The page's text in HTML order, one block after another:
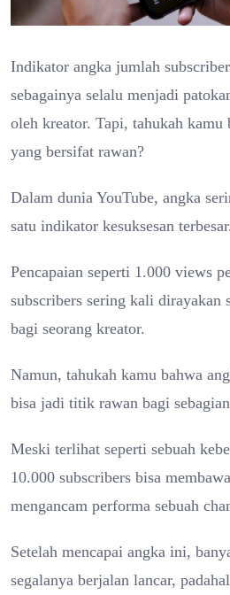
Indikator angka jumlah
sebagainya selalu menjadi
oleh kreator. Tapi, tahukah kamu
yang bersifat rawan?
Dalam dunia YouTube, angka
satu indikator kesuksesan terbesar.
Pencapaian seperti 1.000 views
subscribers sering kali dirayakan
bagi seorang kreator.
Namun, tahukah kamu bahwa
bisa jadi titik rawan bagi
Meski terlihat seperti sebuah
10.000 subscribers bisa
mengancam performa sebuah
Setelah mencapai angka ini,
segalanya berjalan lancar,